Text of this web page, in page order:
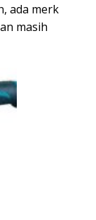
ada merk
masih